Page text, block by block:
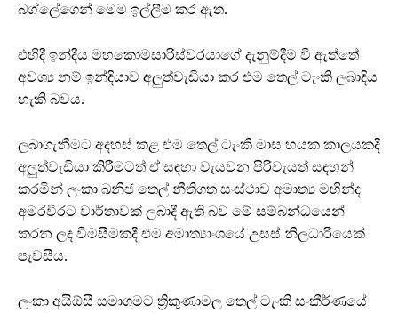
බග්ලේගෙන් මෙම ඉල්ලීම කර ඇත.
එහිදී ඉන්දීය මහකොමසාරිස්වරයාගේ දැනුම්දීම වී ඇත්තේ
අවශ්‍ය නම් ඉන්දියාව අලුත්වැඩියා කර එම තෙල් ටැංකි ලබාදිය
හැකි බවය.
ලබාගැනීමට අදහස් කළ එම තෙල් ටැංකි මාස හයක කාලයකදී
අලුත්වැඩියා කිරීමටත් ඒ සඳහා වැයවන පිරිවැයත් සඳහන්
කරමින් ලංකා ඛනිජ තෙල් නීතිගත සංස්ථාව අමාත්‍ය මහින්ද
අමරවීරට වාර්තාවක් ලබාදී ඇති බව මේ සම්බන්ධයෙන්
කරන ලද විමසීමකදී එම අමාත්‍යාංශයේ උසස් නිලධාරියෙක්
පැවසීය.
ලංකා අයිඕසී සමාගමට ත්‍රිකුණාමල තෙල් ටැංකි සංකීර්ණයේ